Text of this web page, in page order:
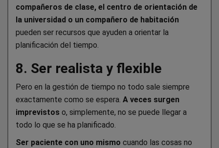
compañeros de clase, el centro de orientación de
la universidad o un compañero de habitación
pueden ser recursos que ayuden a orientar la
planificación del tiempo.
8. Ser realista y flexible
Pero en la gestión de tiempo no todo sale siempre
exactamente como se espera. A veces surgen
imprevistos o, simplemente, no se puede llegar a
todo lo que se ha planificado.
Ser paciente con uno mismo cuando las cosas no